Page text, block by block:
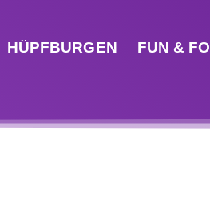
HÜPFBURGEN FUN &